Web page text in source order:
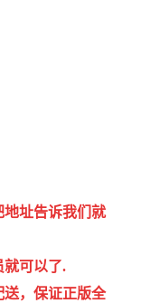
地址告诉我们就
就可以了.
，保证正版全
定标准
沿海港口疏浚定额